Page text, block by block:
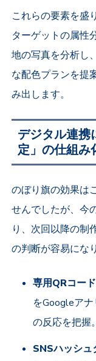
これらの要素を盛
ターゲットの属性
地の写真を分析し
な配色プランを提
み出します。
デジタル連携
定」の仕組み
のぼり旗の効果は
せんでしたが、今
り、次回以降の制
の判断が容易にな
専用QRコー
をGoogleア
の反応を把握。
SNSハッシュ